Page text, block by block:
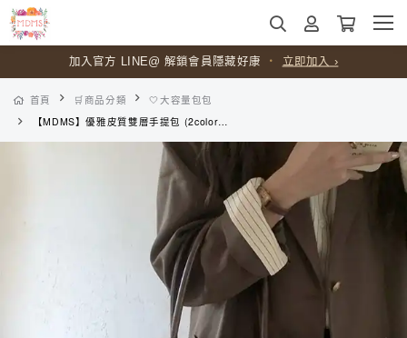
加入官方 LINE@ 解鎖會員隱藏好康 ・ 立即加入 ›
首頁 🛒商品分類
🤍大容量包包
【MDMS】優雅皮質雙層手提包 (2colors) 商務休閒手提包 慵懶感兩用肩背包 公文單肩包 簡約經典女包 B185